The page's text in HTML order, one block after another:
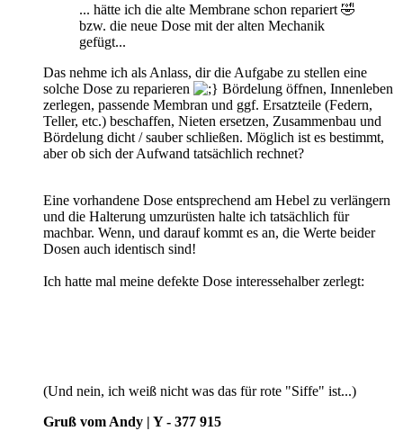
... hätte ich die alte Membrane schon repariert 🤣
bzw. die neue Dose mit der alten Mechanik
gefügt...
Das nehme ich als Anlass, dir die Aufgabe zu stellen eine
solche Dose zu reparieren
Bördelung öffnen, Innenleben
zerlegen, passende Membran und ggf. Ersatzteile (Federn,
Teller, etc.) beschaffen, Nieten ersetzen, Zusammenbau und
Bördelung dicht / sauber schließen. Möglich ist es bestimmt,
aber ob sich der Aufwand tatsächlich rechnet?
Eine vorhandene Dose entsprechend am Hebel zu verlängern
und die Halterung umzurüsten halte ich tatsächlich für
machbar. Wenn, und darauf kommt es an, die Werte beider
Dosen auch identisch sind!
Ich hatte mal meine defekte Dose interessehalber zerlegt:
(Und nein, ich weiß nicht was das für rote "Siffe" ist...)
Gruß vom Andy | Y - 377 915